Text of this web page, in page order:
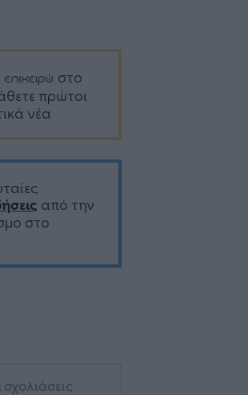
στο
πρώτοι
νέα
από την
στο